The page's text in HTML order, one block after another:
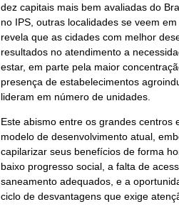
dez capitais mais bem avaliadas do
no IPS, outras localidades se veem
revela que as cidades com melhor
resultados no atendimento a
estar, em parte pela maior
presença de estabelecimentos
lideram em número de unidades.
Este abismo entre os grandes centros
modelo de desenvolvimento atual,
capilarizar seus benefícios de forma
baixo progresso social, a falta de
saneamento adequados, e a
ciclo de desvantagens que exige